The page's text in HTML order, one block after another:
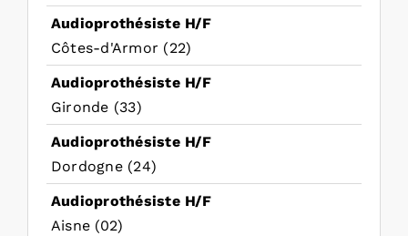
Audioprothésiste H/F
Côtes-d'Armor (22)
Audioprothésiste H/F
Gironde (33)
Audioprothésiste H/F
Dordogne (24)
Audioprothésiste H/F
Aisne (02)